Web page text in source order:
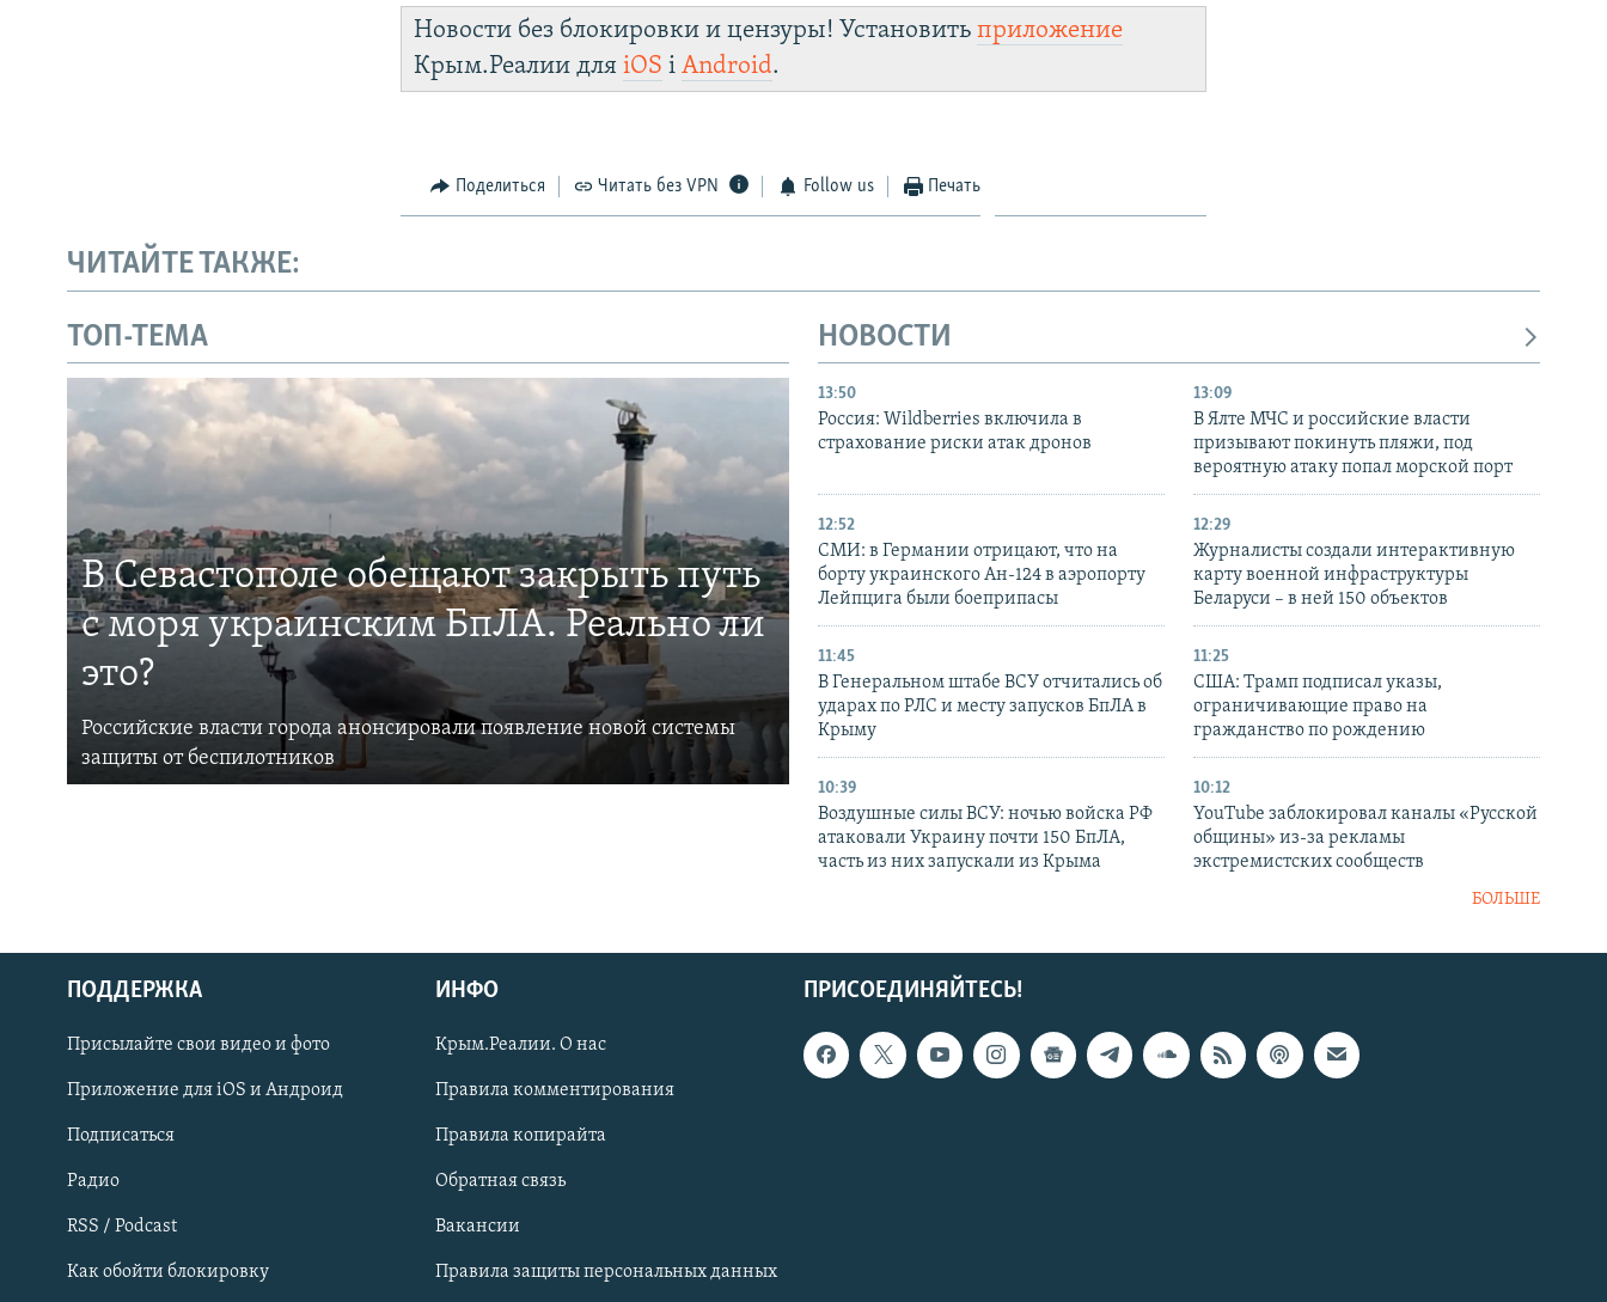
Українською
Qırımtatar
ПРИСОЕДИНЯЙТЕСЬ!
Новости без блокировки и цензуры! Установитьприложение
Крым.Реалии дляiOS іAndroid.
Поделиться Читать без VPN Follow us Печать
ЧИТАЙТЕ ТАКЖЕ:
ТОП-ТЕМА
В Севастополе обещают закрыть путь
с моря украинским БпЛА. Реально ли
это?
Российские власти города анонсировали появление новой системы
защиты от беспилотников
НОВОСТИ
13:50
Россия: Wildberries включила в
страхование риски атак дронов
13:09
В Ялте МЧС и российские власти
призывают покинуть пляжи, под
вероятную атаку попал морской порт
12:52
СМИ: в Германии отрицают, что на
борту украинского Ан-124 в аэропорту
Лейпцига были боеприпасы
12:29
Журналисты создали интерактивную
карту военной инфраструктуры
Беларуси – в ней 150 объектов
11:45
В Генеральном штабе ВСУ отчитались об
ударах по РЛС и месту запусков БпЛА в
Крыму
11:25
США: Трамп подписал указы,
ограничивающие право на
гражданство по рождению
10:39
Воздушные силы ВСУ: ночью войска РФ
атаковали Украину почти 150 БпЛА,
часть из них запускали из Крыма
10:12
YouTube заблокировал каналы «Русской
общины» из-за рекламы
экстремистских сообществ
БОЛЬШЕ
ПРИСОЕДИНЯЙТЕСЬ!
ПОДДЕРЖКА
Присылайте свои видео и фото
Приложение для iOS и Андроид
Подписаться
Радио
RSS / Podcast
Как обойти блокировку
ИНФО
Крым.Реалии. О нас
Правила комментирования
Правила копирайта
Обратная связь
Вакансии
Правила защиты персональных данных